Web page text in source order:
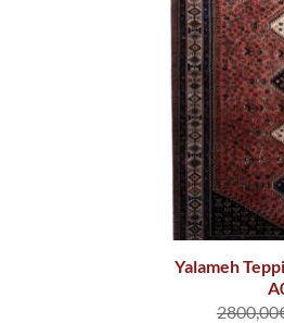
Yalameh
2800,00